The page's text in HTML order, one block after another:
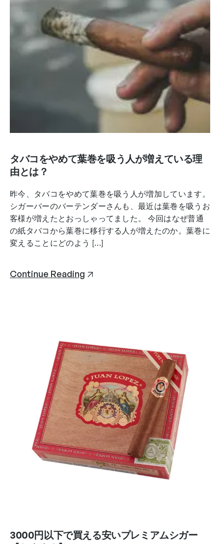
タバコをやめて葉巻を吸う人が増えている理
由とは？
昨今、タバコをやめて葉巻を吸う人が増加しています。
シガーバーのバーテンダーさんも、最近は葉巻を吸うお
客様が増えたとおっしゃってました。 今回はなぜ普通
の紙タバコから葉巻に移行する人が増えたのか。葉巻に
変えることにどのよう […]
Continue Reading
3000円以下で買える安いプレミアムシガー